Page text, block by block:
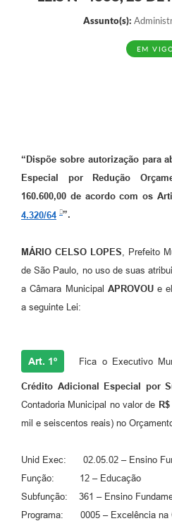
Assunto(s):
EM
“ Dispõe sobre autorização para
Especial por Redução
160.600,00 de acordo com os
4.320/64 ”.
MÁRIO CELSO LOPES , Prefeito
de São Paulo, no uso de suas
a Câmara Municipal APROVOUe
a seguinte Lei:
Art. 1º Fica o Executivo
Crédito Adicional Especial por
Contadoria Municipal no valor de
mil e seiscentos reais) no
Unid Exec: 02.05.02 – Ensino
Função: 12 – Educação
Subfunção: 361 – Ensino
Programa: 0005 – Excelência na